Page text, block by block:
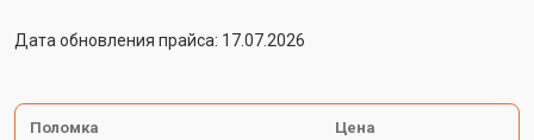
Дата обновления прайса: 17.07.2026
Поломка Цена